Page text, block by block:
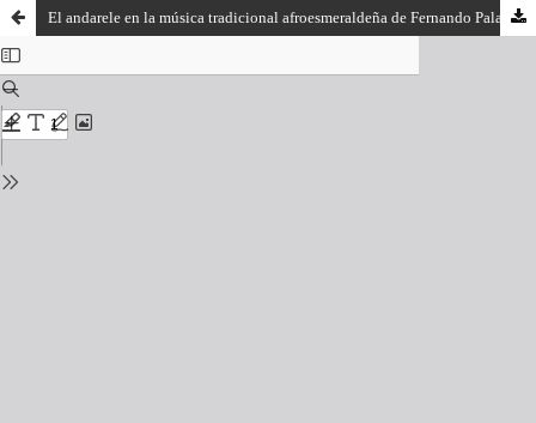
El andarele en la música tradicional afroesmeraldeña de Fernando Palacios Mateos (2013)